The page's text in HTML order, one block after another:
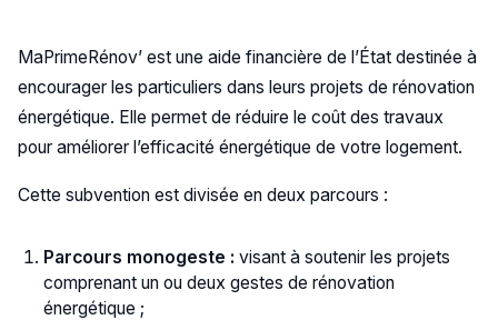
MaPrimeRénov’ est une aide financière de l’État destinée à
encourager les particuliers dans leurs projets de rénovation
énergétique. Elle permet de réduire le coût des travaux
pour améliorer l’efficacité énergétique de votre logement.
Cette subvention est divisée en deux parcours :
Parcours monogeste : visant à soutenir les projets
comprenant un ou deux gestes de rénovation
énergétique ;